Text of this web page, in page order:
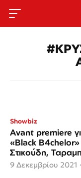
Showbiz
Αvant premiere
«Black
Στικούδη,
Καζαντζιάν και
Ιορδάνου
9 Δεκεμβρίου 2021